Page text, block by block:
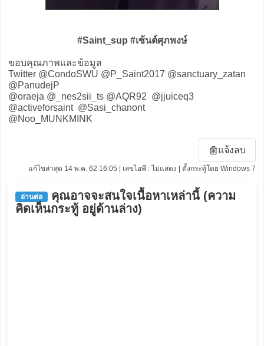
#Saint_sup #เซ้นต์ศุภพงษ์
ขอบคุณภาพและข้อมูล
Twitter @CondoSWU @P_Saint2017 @sanctuary_zatan
@PanudejP
@oraeja @_nes2sii_ts @AQR92 @jjuiceq3
@activeforsaint @Sasi_chanont
@Noo_MUNKMINK
แจ้งลบ
แก้ไขล่าสุด 14 พ.ค. 62 16:05 | เลขไอพี : ไม่แสดง | ตั้งกระทู้โดย Windows 7
อ่านต่อ
คุณอาจจะสนใจเนื้อหาเหล่านี้ (ความ
คิดเห็นกระทู้ อยู่ด้านล่าง)